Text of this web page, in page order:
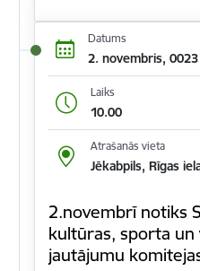
Datums
2. novembris, 0023
Laiks
10.00
Atrašanās vieta
Jēkabpils, Rīgas
2.novembrī notiks
kultūras, sporta un
jautājumu